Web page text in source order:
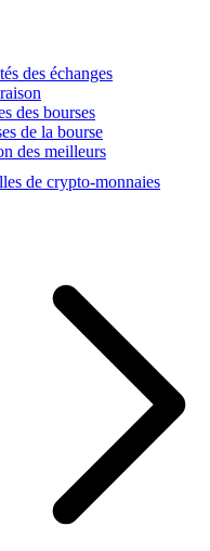
des échanges
des bourses
de la bourse
des meilleurs
de crypto-monnaies